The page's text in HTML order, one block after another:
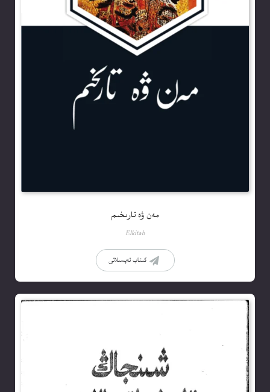
مەن ۋە تارىخىم
Elkitab
كىتاب تەپسىلاتى